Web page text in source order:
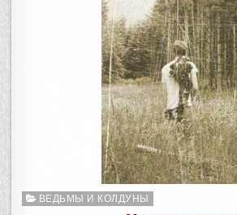
Опубликовано
ВЕДЬМЫ И КОЛДУНЫ